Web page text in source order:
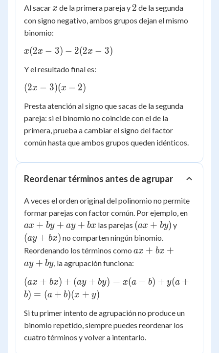
+ 6
- (4x
- 6)
Al sacar x
x de la primera pareja y 2
2 de la segunda
con signo negativo, ambos grupos dejan el mismo
binomio:
x(2x
-
2(2x
- 3)
x(2x − 3) − 2(2x − 3)
Y el resultado final es:
(2x
3)
(x
-
2)
(2x − 3)(x − 2)
Presta atención al signo que sacas de la segunda
pareja: si el binomio no coincide con el de la
primera, prueba a cambiar el signo del factor
común hasta que ambos grupos queden idénticos.
Reordenar términos antes de agrupar
A veces el orden original del polinomio no permite
formar parejas con factor común. Por ejemplo, en
bx
ax + by + ay + bx las parejas (ax
+
by)
(ax + by) y
(ay + bx) no comparten ningún binomio.
Reordenando los términos como ax
+
by
ax + bx +
ay + by, la agrupación funciona:
(ax
+
bx)
+
(ay
+
(ax + bx) + (ay + by) = x(a + b) + y(a +
b) = (a + b)(x + y)
Si tu primer intento de agrupación no produce un
binomio repetido, siempre puedes reordenar los
cuatro términos y volver a intentarlo.